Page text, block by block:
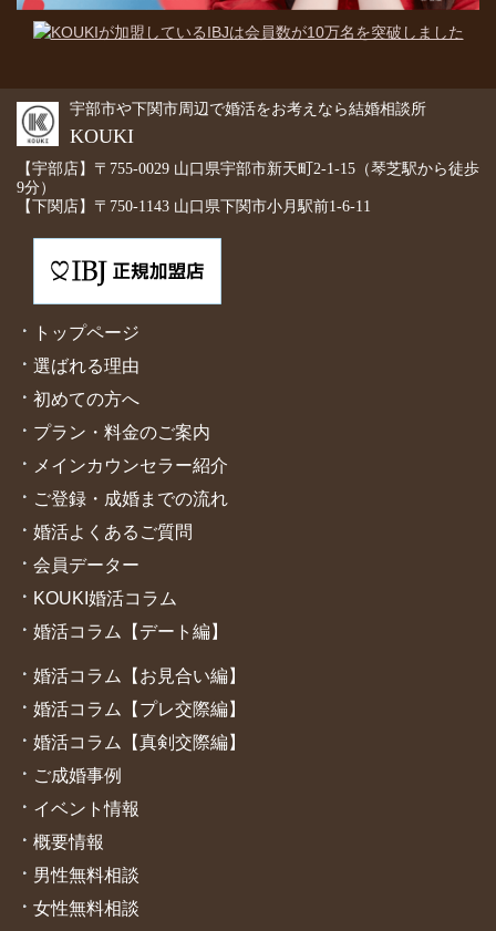
宇部市や下関市周辺で婚活をお考えなら結婚相談所
KOUKI
【宇部店】〒755-0029 山口県宇部市新天町2-1-15（琴芝駅から徒歩
9分）
【下関店】〒750-1143 山口県下関市小月駅前1-6-11
トップページ
選ばれる理由
初めての方へ
プラン・料金のご案内
メインカウンセラー紹介
ご登録・成婚までの流れ
婚活よくあるご質問
会員データー
KOUKI婚活コラム
婚活コラム【デート編】
婚活コラム【お見合い編】
婚活コラム【プレ交際編】
婚活コラム【真剣交際編】
ご成婚事例
イベント情報
概要情報
男性無料相談
女性無料相談